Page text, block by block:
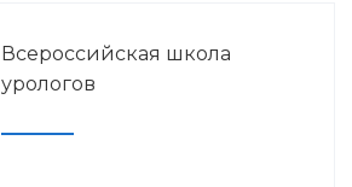
Всероссийская школа
урологов